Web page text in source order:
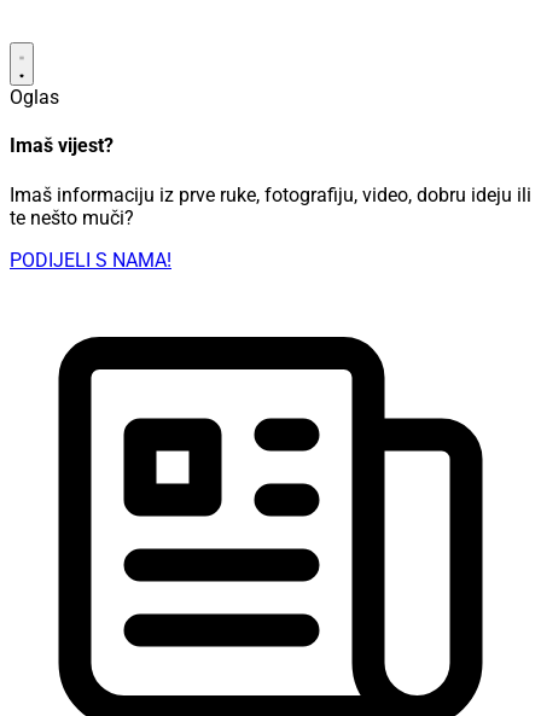
Oglas
Imaš vijest?
Imaš informaciju iz prve ruke, fotografiju, video, dobru ideju ili
te nešto muči?
PODIJELI S NAMA!